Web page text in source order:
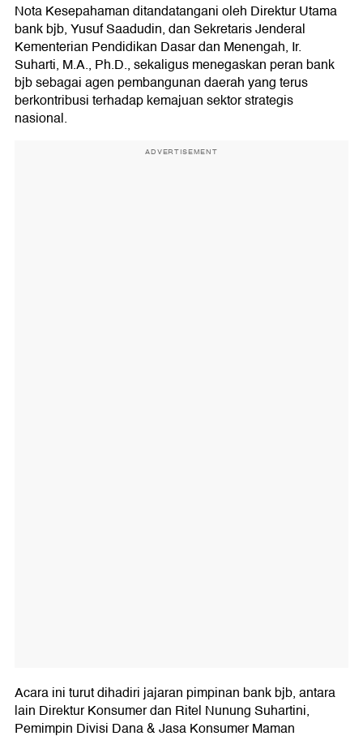
Nota Kesepahaman ditandatangani oleh Direktur Utama
bank bjb, Yusuf Saadudin, dan Sekretaris Jenderal
Kementerian Pendidikan Dasar dan Menengah, Ir.
Suharti, M.A., Ph.D., sekaligus menegaskan peran bank
bjb sebagai agen pembangunan daerah yang terus
berkontribusi terhadap kemajuan sektor strategis
nasional.
ADVERTISEMENT
Acara ini turut dihadiri jajaran pimpinan bank bjb, antara
lain Direktur Konsumer dan Ritel Nunung Suhartini,
Pemimpin Divisi Dana & Jasa Konsumer Maman